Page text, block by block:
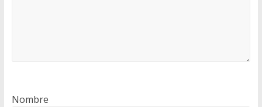
Nombre